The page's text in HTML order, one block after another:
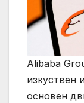
Alibaba
изкуствен
основен